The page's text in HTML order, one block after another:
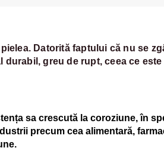
Datorită faptului că nu se
greu de rupt, ceea ce
sa crescută la coroziune, în
precum cea alimentară,